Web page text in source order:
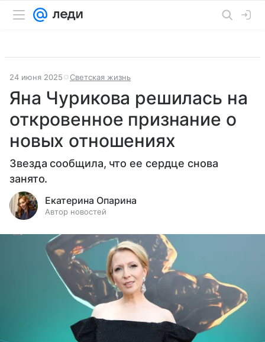
24 июня 2025 Светская жизнь
Яна Чурикова решилась на
откровенное признание о
новых отношениях
Звезда сообщила, что ее сердце снова
занято.
Екатерина Опарина
Автор новостей